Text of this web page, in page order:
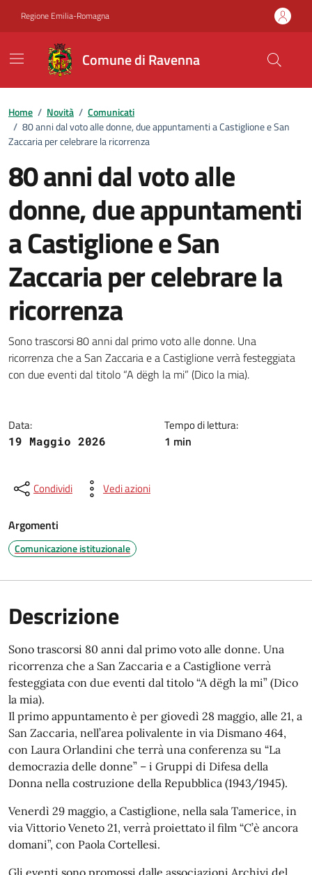
Regione Emilia-Romagna
Comune di Ravenna
Home / Novità / Comunicati
/ 80 anni dal voto alle donne, due appuntamenti a Castiglione e San
Zaccaria per celebrare la ricorrenza
80 anni dal voto alle
donne, due appuntamenti
a Castiglione e San
Zaccaria per celebrare la
ricorrenza
Dettagli della notizia
Sono trascorsi 80 anni dal primo voto alle donne. Una
ricorrenza che a San Zaccaria e a Castiglione verrà festeggiata
con due eventi dal titolo “A dëgh la mi” (Dico la mia).
Data:
19 Maggio 2026
Tempo di lettura:
1 min
Condividi Vedi azioni
Argomenti
Comunicazione istituzionale
Descrizione
Sono trascorsi 80 anni dal primo voto alle donne. Una
ricorrenza che a San Zaccaria e a Castiglione verrà
festeggiata con due eventi dal titolo “A dëgh la mi” (Dico
la mia).
Il primo appuntamento è per giovedì 28 maggio, alle 21, a
San Zaccaria, nell’area polivalente in via Dismano 464,
con Laura Orlandini che terrà una conferenza su “La
democrazia delle donne” – i Gruppi di Difesa della
Donna nella costruzione della Repubblica (1943/1945).
Venerdì 29 maggio, a Castiglione, nella sala Tamerice, in
via Vittorio Veneto 21, verrà proiettato il film “C’è ancora
domani”, con Paola Cortellesi.
Gli eventi sono promossi dalle associazioni Archivi del